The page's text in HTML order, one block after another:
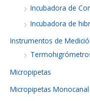
Incubadora de
Incubadora de
Instrumentos de
Micropipetas
Micropipetas